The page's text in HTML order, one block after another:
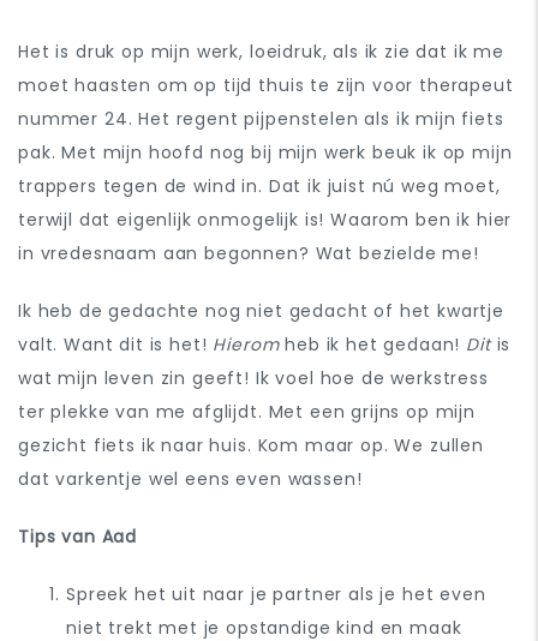
Het is druk op mijn werk, loeidruk, als ik zie dat ik me
moet haasten om op tijd thuis te zijn voor therapeut
nummer 24. Het regent pijpenstelen als ik mijn fiets
pak. Met mijn hoofd nog bij mijn werk beuk ik op mijn
trappers tegen de wind in. Dat ik juist nú weg moet,
terwijl dat eigenlijk onmogelijk is! Waarom ben ik hier
in vredesnaam aan begonnen? Wat bezielde me!
Ik heb de gedachte nog niet gedacht of het kwartje
valt. Want dit is het! Hieromheb ik het gedaan! Ditis
wat mijn leven zin geeft! Ik voel hoe de werkstress
ter plekke van me afglijdt. Met een grijns op mijn
gezicht fiets ik naar huis. Kom maar op. We zullen
dat varkentje wel eens even wassen!
Tips van Aad
Spreek het uit naar je partner als je het even
niet trekt met je opstandige kind en maak